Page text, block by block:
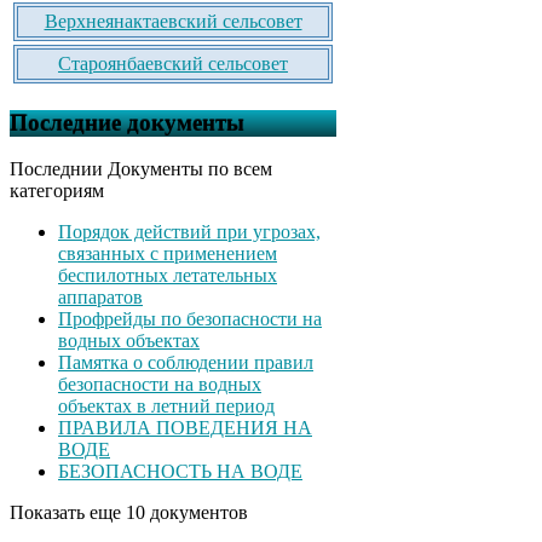
Верхнеянактаевский сельсовет
Староянбаевский сельсовет
Последние документы
Последнии Документы по всем
категориям
Порядок действий при угрозах,
связанных с применением
беспилотных летательных
аппаратов
Профрейды по безопасности на
водных объектах
Памятка о соблюдении правил
безопасности на водных
объектах в летний период
ПРАВИЛА ПОВЕДЕНИЯ НА
ВОДЕ
БЕЗОПАСНОСТЬ НА ВОДЕ
Показать еще 10 документов